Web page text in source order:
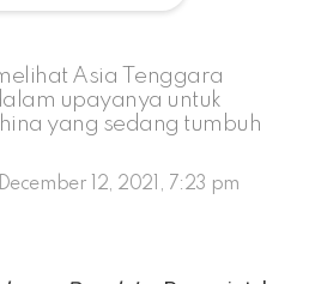
Asia Tenggara
upayanya untuk
yang sedang tumbuh
December 12, 2021, 7:23 pm